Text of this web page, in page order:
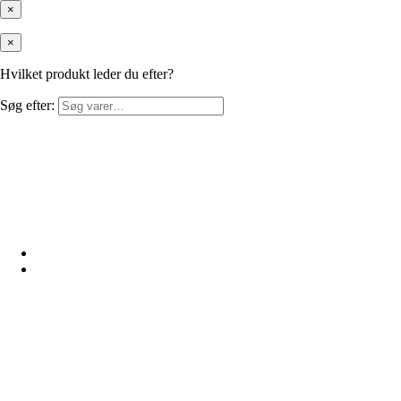
×
×
Hvilket produkt leder du efter?
Søg efter: